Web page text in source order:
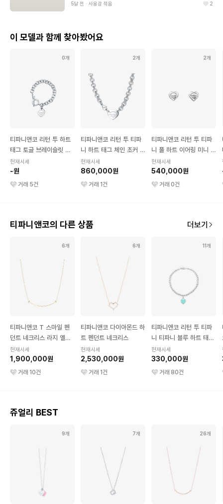
5달 전 ∙ 사용감 적음 2
이 모델과 함께 찾아봤어요
0개
티파니앤코 리턴 투 하트
태그 토글 브레이슬릿 미
디움 실버
현재시세
-원
거래 5건
2개
티파니앤코 리턴 투 티파
니 하트 태그 체인 초커 네
크리스 스털링 실버
현재시세
860,000원
거래 1건
2개
티파니앤코 리턴 투 티파
니 풀 하트 이어링 미니 실
버
현재시세
540,000원
거래 0건
티파니앤코의 다른 상품 더보기
6개
티파니앤코 T 스마일 펜
던트 네크리스 라지 옐로
우 골드
현재시세
1,900,000원
거래 10건
6개
티파니앤코 다이아몬드 하
트 펜던트 네크리스
현재시세
2,530,000원
거래 1건
11개
티파니앤코 리턴 투 티파
니 티파니 블루 하트 태그
비드 브레이슬릿 미디움
실버
현재시세
330,000원
거래 80건
쥬얼리 BEST
9개 7개 26개